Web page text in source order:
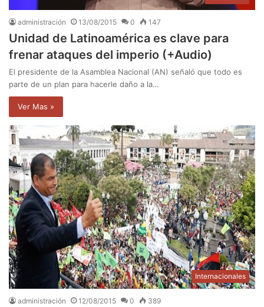
administración 13/08/2015 0 147
Unidad de Latinoamérica es clave para
frenar ataques del imperio (+Audio)
El presidente de la Asamblea Nacional (AN) señaló que todo es
parte de un plan para hacerle daño a la…
Ver Mas »
Internacionales
administración 12/08/2015 0 389